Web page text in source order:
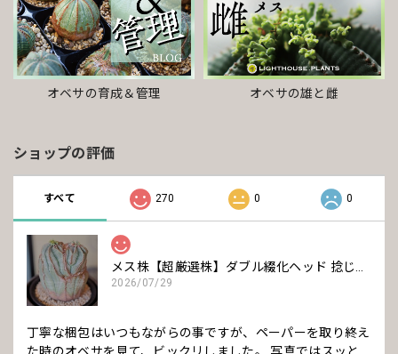
オベサの育成＆管理 オベサの雄と雌
ショップの評価
すべて 270 0 0
2026/07/29
丁寧な梱包はいつもながらの事ですが、ペーパーを取り終え